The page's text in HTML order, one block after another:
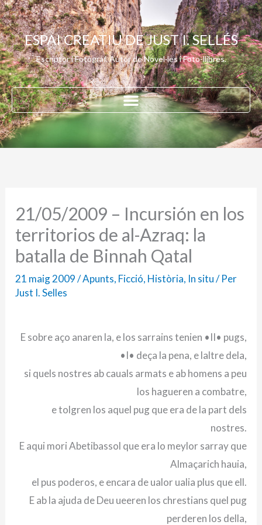
Vés
al
contingutESPAI CREATIU DE JUST I. SELLÉS
Escriptor i Fotògraf. Autor de Novel·les i Foto-llibres.
21/05/2009 – Incursión en los
territorios de al-Azraq: la
batalla de Binnah Qatal
21 maig 2009/Apunts, Ficció, Història, In situ/ Per
Just I. Selles
E sobre aço anaren la, e los sarrains tenien •II• pugs,
•I• deça la pena, e laltre dela,
si quels nostres ab cauals armats e ab homens a peu
los hagueren a combatre,
e tolgren los aquel pug que era de la part dels
nostres.
E aqui mori Abetibassol que era lo meylor sarray que
Almaçarich hauia,
el pus poderos, e encara de ualor ualia plus que ell.
E ab la ajuda de Deu ueeren los chrestians quel pug
perderen los della,